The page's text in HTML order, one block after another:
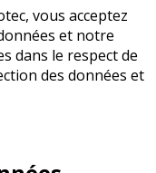
vous acceptez
et notre
dans le respect de
des données et